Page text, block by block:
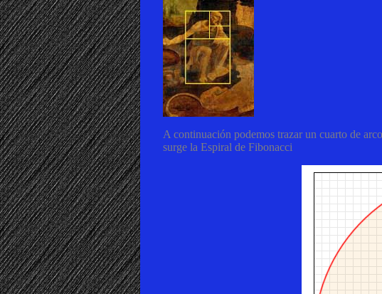
A continuación podemos trazar un cuarto de
surge la Espiral de Fibonacci